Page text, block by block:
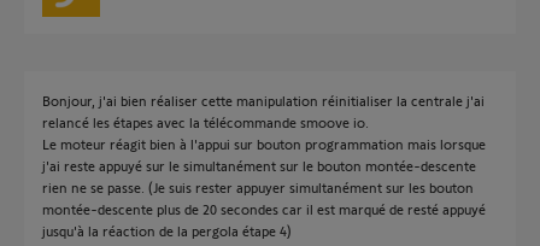
Bonjour, j'ai bien réaliser cette manipulation réinitialiser la centrale j'ai
relancé les étapes avec la télécommande smoove io.
Le moteur réagit bien à l'appui sur bouton programmation mais lorsque
j'ai reste appuyé sur le simultanément sur le bouton montée-descente
rien ne se passe. (Je suis rester appuyer simultanément sur les bouton
montée-descente plus de 20 secondes car il est marqué de resté appuyé
jusqu'à la réaction de la pergola étape 4)